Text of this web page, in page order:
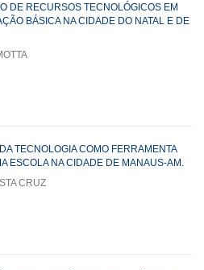
DE RECURSOS TECNOLÓGICOS EM
BÁSICA NA CIDADE DO NATAL E DE
TECNOLOGIA COMO FERRAMENTA
ESCOLA NA CIDADE DE MANAUS-AM.
CRUZ